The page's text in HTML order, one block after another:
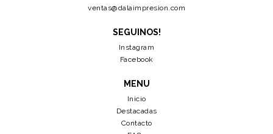
ventas@dalaimpresion.com
SEGUINOS!
Instagram
Facebook
MENU
Inicio
Destacadas
Contacto